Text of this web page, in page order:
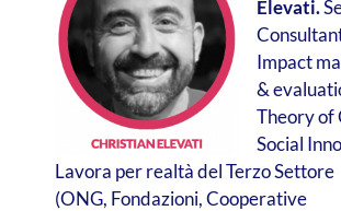
Elevati.
Impact
&
Theory of
Social
Lavora per realtà del Terzo Settore
(ONG, Fondazioni, Cooperative